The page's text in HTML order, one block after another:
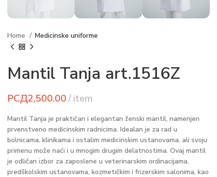
Home Medicinske uniforme
Mantil Tanja art.1516Z
РСД
Mantil Tanja je praktičan i elegantan ženski mantil, namenjen
prvenstveno medicinskim radnicima. Idealan je za rad u
bolnicama, klinikama i ostalim medicinskim ustanovama, ali svoju
primenu može naći i u mnogim drugim delatnostima. Ovaj mantil
je odličan izbor za zaposlene u veterinarskim ordinacijama,
predškolskim ustanovama, kozmetičkim i frizerskim salonima, kao